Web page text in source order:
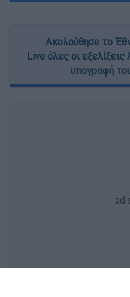
Ακολούθησε το
Live όλες οι
υπογραφή